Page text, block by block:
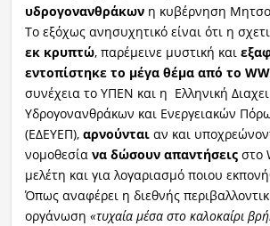
υδρογονανθράκων η κυβέρνηση
Το εξόχως ανησυχητικό είναι ότι η
εκ κρυπτώ, παρέμεινε μυστική και
εντοπίστηκε το μέγα θέμα από το
συνέχεια το ΥΠΕΝ και η Ελληνική
Υδρογονανθράκων και Ενεργειακών
(ΕΔΕΥΕΠ), αρνούνται αν και
νομοθεσία να δώσουν απαντήσειςστο
μελέτη και για λογαριασμό ποιου
Όπως αναφέρει η διεθνής
οργάνωση «τυχαία μέσα στο καλοκαίρι